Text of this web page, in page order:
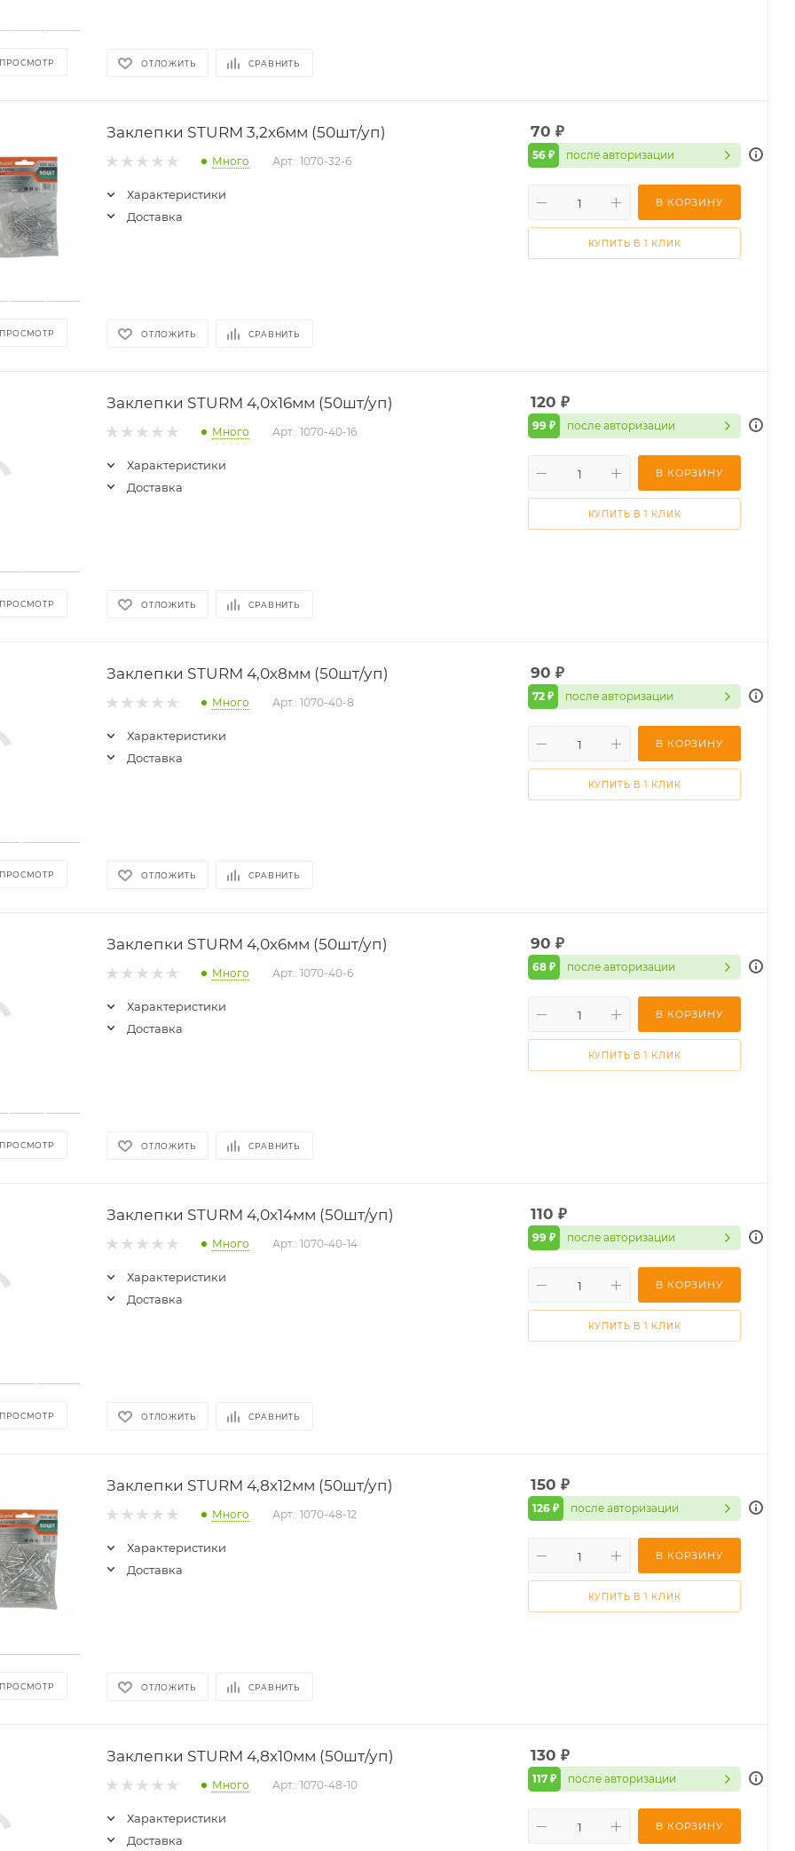
ОТЛОЖИТЬ СРАВНИТЬ
Заклепки STURM 3,2х6мм (50шт/уп)
Много Арт.: 1070-32-6
Характеристики
Доставка
ОТЛОЖИТЬ СРАВНИТЬ
70 ₽
56 ₽ после авторизации
В КОРЗИНУ
КУПИТЬ В 1 КЛИК
Заклепки STURM 4,0х16мм (50шт/уп)
Много Арт.: 1070-40-16
Характеристики
Доставка
ОТЛОЖИТЬ СРАВНИТЬ
120 ₽
99 ₽ после авторизации
В КОРЗИНУ
КУПИТЬ В 1 КЛИК
Заклепки STURM 4,0х8мм (50шт/уп)
Много Арт.: 1070-40-8
Характеристики
Доставка
ОТЛОЖИТЬ СРАВНИТЬ
90 ₽
72 ₽ после авторизации
В КОРЗИНУ
КУПИТЬ В 1 КЛИК
Заклепки STURM 4,0х6мм (50шт/уп)
Много Арт.: 1070-40-6
Характеристики
Доставка
ОТЛОЖИТЬ СРАВНИТЬ
90 ₽
68 ₽ после авторизации
В КОРЗИНУ
КУПИТЬ В 1 КЛИК
Заклепки STURM 4,0х14мм (50шт/уп)
Много Арт.: 1070-40-14
Характеристики
Доставка
ОТЛОЖИТЬ СРАВНИТЬ
110 ₽
99 ₽ после авторизации
В КОРЗИНУ
КУПИТЬ В 1 КЛИК
Заклепки STURM 4,8х12мм (50шт/уп)
Много Арт.: 1070-48-12
Характеристики
Доставка
ОТЛОЖИТЬ СРАВНИТЬ
150 ₽
126 ₽ после авторизации
В КОРЗИНУ
КУПИТЬ В 1 КЛИК
Заклепки STURM 4,8х10мм (50шт/уп)
Много Арт.: 1070-48-10
Характеристики
Доставка
130 ₽
117 ₽ после авторизации
В КОРЗИНУ